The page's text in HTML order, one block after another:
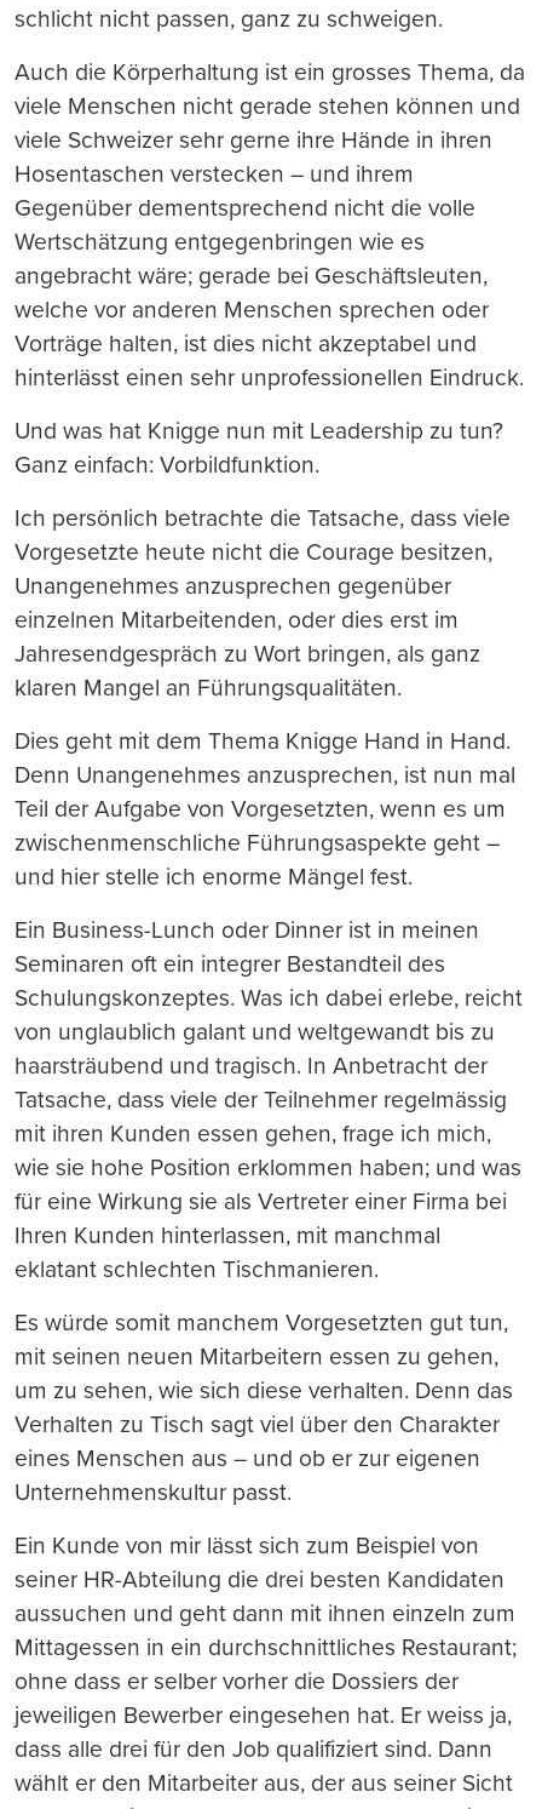
schlicht nicht passen, ganz zu schweigen.
Auch die Körperhaltung ist ein grosses Thema, da
viele Menschen nicht gerade stehen können und
viele Schweizer sehr gerne ihre Hände in ihren
Hosentaschen verstecken – und ihrem
Gegenüber dementsprechend nicht die volle
Wertschätzung entgegenbringen wie es
angebracht wäre; gerade bei Geschäftsleuten,
welche vor anderen Menschen sprechen oder
Vorträge halten, ist dies nicht akzeptabel und
hinterlässt einen sehr unprofessionellen Eindruck.
Und was hat Knigge nun mit Leadership zu tun?
Ganz einfach: Vorbildfunktion.
Ich persönlich betrachte die Tatsache, dass viele
Vorgesetzte heute nicht die Courage besitzen,
Unangenehmes anzusprechen gegenüber
einzelnen Mitarbeitenden, oder dies erst im
Jahresendgespräch zu Wort bringen, als ganz
klaren Mangel an Führungsqualitäten.
Dies geht mit dem Thema Knigge Hand in Hand.
Denn Unangenehmes anzusprechen, ist nun mal
Teil der Aufgabe von Vorgesetzten, wenn es um
zwischenmenschliche Führungsaspekte geht –
und hier stelle ich enorme Mängel fest.
Ein Business-Lunch oder Dinner ist in meinen
Seminaren oft ein integrer Bestandteil des
Schulungskonzeptes. Was ich dabei erlebe, reicht
von unglaublich galant und weltgewandt bis zu
haarsträubend und tragisch. In Anbetracht der
Tatsache, dass viele der Teilnehmer regelmässig
mit ihren Kunden essen gehen, frage ich mich,
wie sie hohe Position erklommen haben; und was
für eine Wirkung sie als Vertreter einer Firma bei
Ihren Kunden hinterlassen, mit manchmal
eklatant schlechten Tischmanieren.
Es würde somit manchem Vorgesetzten gut tun,
mit seinen neuen Mitarbeitern essen zu gehen,
um zu sehen, wie sich diese verhalten. Denn das
Verhalten zu Tisch sagt viel über den Charakter
eines Menschen aus – und ob er zur eigenen
Unternehmenskultur passt.
Ein Kunde von mir lässt sich zum Beispiel von
seiner HR-Abteilung die drei besten Kandidaten
aussuchen und geht dann mit ihnen einzeln zum
Mittagessen in ein durchschnittliches Restaurant;
ohne dass er selber vorher die Dossiers der
jeweiligen Bewerber eingesehen hat. Er weiss ja,
dass alle drei für den Job qualifiziert sind. Dann
wählt er den Mitarbeiter aus, der aus seiner Sicht